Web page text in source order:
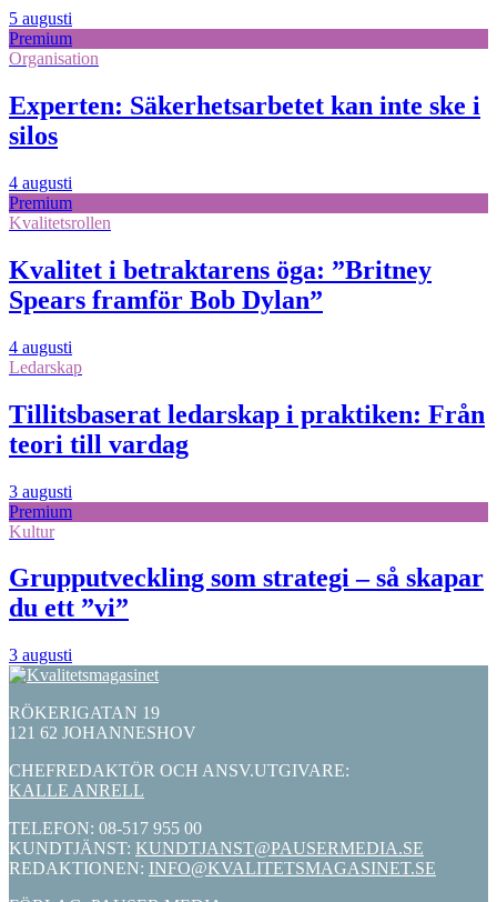
5 augusti
Premium
Organisation
Experten: Säkerhetsarbetet kan inte ske i
silos
4 augusti
Premium
Kvalitetsrollen
Kvalitet i betraktarens öga: ”Britney
Spears framför Bob Dylan”
4 augusti
Ledarskap
Tillitsbaserat ledarskap i praktiken: Från
teori till vardag
3 augusti
Premium
Kultur
Grupputveckling som strategi – så skapar
du ett ”vi”
3 augusti
RÖKERIGATAN 19
121 62 JOHANNESHOV
CHEFREDAKTÖR OCH ANSV.UTGIVARE:
KALLE ANRELL
TELEFON: 08-517 955 00
KUNDTJÄNST: KUNDTJANST@PAUSERMEDIA.SE
REDAKTIONEN: INFO@KVALITETSMAGASINET.SE